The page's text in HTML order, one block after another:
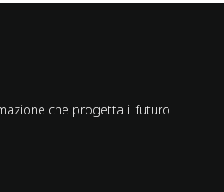
che progetta il futuro